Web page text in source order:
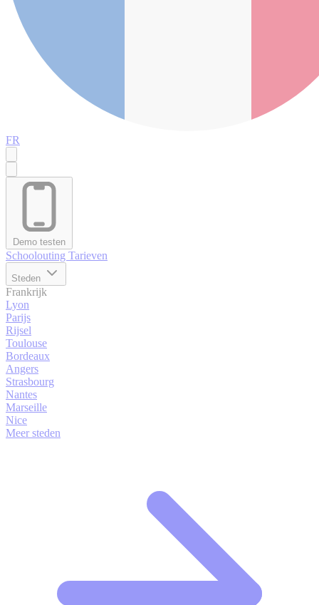
FR
Demo testen
Schoolouting Tarieven
Steden
Frankrijk
Lyon
Parijs
Rijsel
Toulouse
Bordeaux
Angers
Strasbourg
Nantes
Marseille
Nice
Meer steden